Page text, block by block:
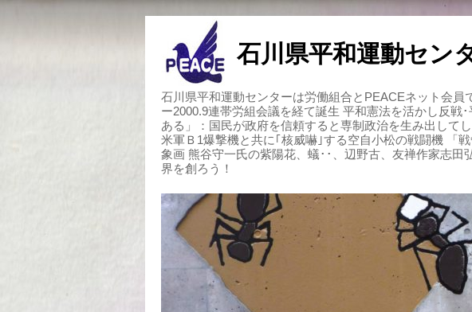
石川県平和運動セン
石川県平和運動センターは労働組合とPEACEネット会
ー2000.9連帯労組会議を経て誕生 平和憲法を活かし反
ある」：国民が政府を信頼すると専制政治を生み出して
米軍Ｂ1爆撃機と共に｢核威嚇｣する空自小松の戦闘機 「
象画 熊谷守一氏の紫陽花、蟻･･、辺野古、友禅作家志
界を創ろう！